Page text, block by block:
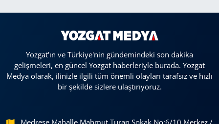
Yozgat'ın ve Türkiye'nin gündemindeki son dakika
gelişmeleri, en güncel Yozgat haberleriyle burada. Yozgat
Medya olarak, ilinizle ilgili tüm önemli olayları tarafsız ve hızlı
bir şekilde sizlere ulaştırıyoruz.
Medrese Mahalle Mahmut Turan Sokak No:6/10 Merkez /